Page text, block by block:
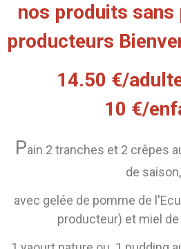
nos produits
producteurs
14.50 €/
10 €/
Pain 2 tranches et 2 crêpes
de saison,
avec gelée de pomme de
producteur) et miel